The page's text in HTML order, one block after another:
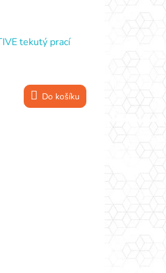
tekutý prací
Do košíku